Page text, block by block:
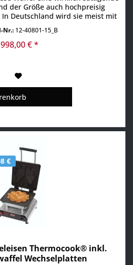
der Größe auch hochpreisig
Deutschland wird sie meist mit
wir die klassische Brüsseler
auch mit einer...
Nr.: 12-40801-15_B
998,00 € *
€
Thermocook® inkl.
Wechselplatten